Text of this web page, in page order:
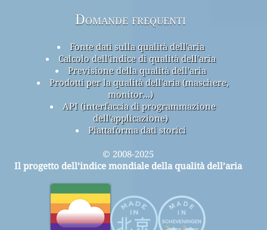
Domande frequenti
Fonte dati sulla qualità dell'aria
Calcolo dell'indice di qualità dell'aria
Previsione della qualità dell'aria
Prodotti per la qualità dell'aria (maschere,
monitor...)
API (interfaccia di programmazione
dell'applicazione)
Piattaforma dati storici
© 2008-2025
Il progetto dell’indice mondiale della qualità dell’aria